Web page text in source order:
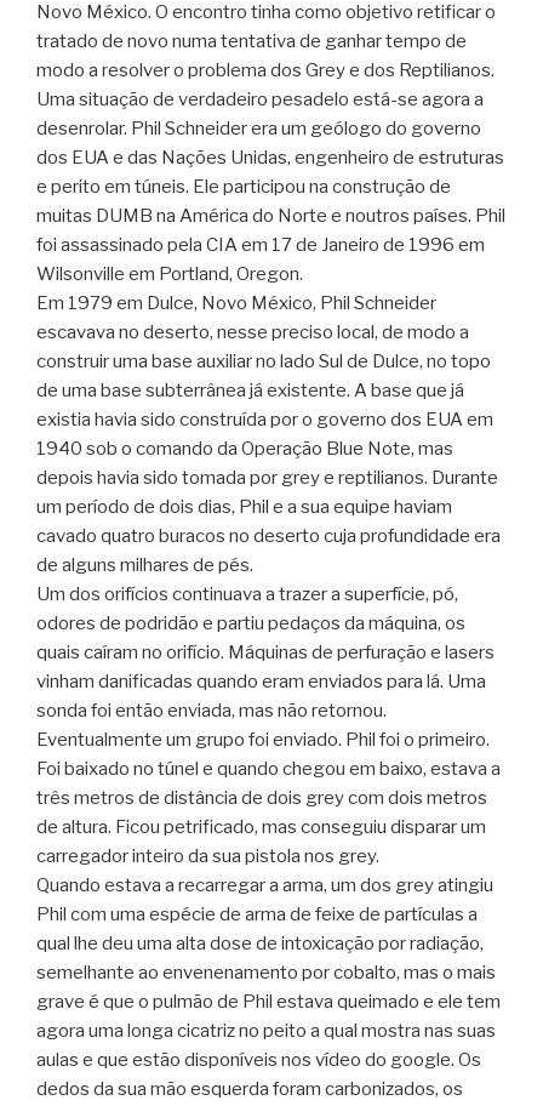
Novo México. O encontro tinha como objetivo retificar o
tratado de novo numa tentativa de ganhar tempo de
modo a resolver o problema dos Grey e dos Reptilianos.
Uma situação de verdadeiro pesadelo está-se agora a
desenrolar. Phil Schneider era um geólogo do governo
dos EUA e das Nações Unidas, engenheiro de estruturas
e perito em túneis. Ele participou na construção de
muitas DUMB na América do Norte e noutros países. Phil
foi assassinado pela CIA em 17 de Janeiro de 1996 em
Wilsonville em Portland, Oregon.
Em 1979 em Dulce, Novo México, Phil Schneider
escavava no deserto, nesse preciso local, de modo a
construir uma base auxiliar no lado Sul de Dulce, no topo
de uma base subterrânea já existente. A base que já
existia havia sido construída por o governo dos EUA em
1940 sob o comando da Operação Blue Note, mas
depois havia sido tomada por grey e reptilianos. Durante
um período de dois dias, Phil e a sua equipe haviam
cavado quatro buracos no deserto cuja profundidade era
de alguns milhares de pés.
Um dos orifícios continuava a trazer a superfície, pó,
odores de podridão e partiu pedaços da máquina, os
quais caíram no orifício. Máquinas de perfuração e lasers
vinham danificadas quando eram enviados para lá. Uma
sonda foi então enviada, mas não retornou.
Eventualmente um grupo foi enviado. Phil foi o primeiro.
Foi baixado no túnel e quando chegou em baixo, estava a
três metros de distância de dois grey com dois metros
de altura. Ficou petrificado, mas conseguiu disparar um
carregador inteiro da sua pistola nos grey.
Quando estava a recarregar a arma, um dos grey atingiu
Phil com uma espécie de arma de feixe de partículas a
qual lhe deu uma alta dose de intoxicação por radiação,
semelhante ao envenenamento por cobalto, mas o mais
grave é que o pulmão de Phil estava queimado e ele tem
agora uma longa cicatriz no peito a qual mostra nas suas
aulas e que estão disponíveis nos vídeo do google. Os
dedos da sua mão esquerda foram carbonizados, os